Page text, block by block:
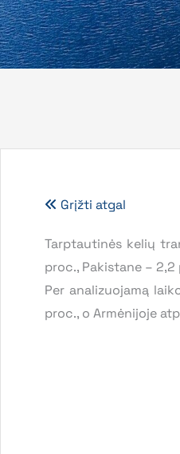
Grįžti atgal
Tarptautinės kelių
proc., Pakistane –
Per analizuojamą
proc., o Armėnijoje